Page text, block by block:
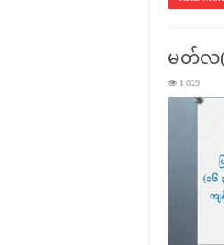
မတ်လ(
1,029